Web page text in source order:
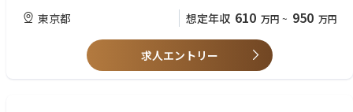
・Develop and execute marketing plans aligned with the FLC business str
・Support product lifecycle management and new product launches in c
ollaboration with Global Marketing and cross‑functional teams.
er networks
・Experience supporting congresses, KOL engagement, or scientific mark
eting activities preferred
・Intermediate English proficiency preferred; business‑level proficiency is
東京都 想定年収 610 万円 ~ 950 万円
求人エントリー